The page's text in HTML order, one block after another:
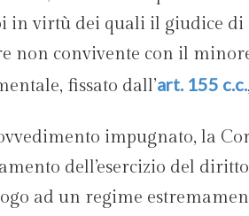
in virtù dei quali il giudice di
non convivente con il
fissato dall’art. 155 c.c.
impugnato, la
dell’esercizio del
ad un regime